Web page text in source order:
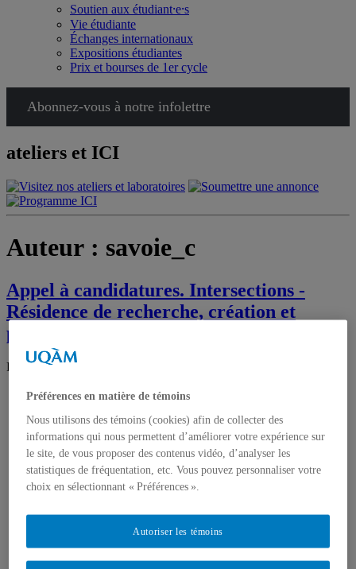
Soutien aux étudiant⸱e⸱s
Vie étudiante
Échanges internationaux
Expositions étudiantes
Prix et bourses de 1er cycle
Abonnez-vous à notre infolettre
ateliers et ICI
Auteur : savoie_c
Appel à candidatures. Intersections -
Résidence de recherche, création et
production
Posted on 14 septembre 2023
Préférences en matière de témoins
Nous utilisons des témoins (cookies) afin de collecter des
informations qui nous permettent d’améliorer votre expérience sur
le site, de vous proposer des contenus vidéo, d’analyser les
statistiques de fréquentation, etc. Vous pouvez personnaliser votre
choix en sélectionnant « Préférences ».
Autoriser les témoins